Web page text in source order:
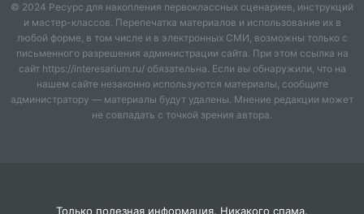
периодическая таблица Д. И. Менделеева, таблица
растворимости веществ, ряд активности металлов.
Тип урока:комбинированный.
Методы и приемы обучения:технологии
критического мышления, нформационно–
© 2024 Ресурс для накопления первоклассных сценариев, инструкций
и мастер-классов. Перепечатка материалов и использование их в
любой форме, в том числе и в электронных СМИ, возможны только с
письменного разрешения администрации сайта. При этом ссылка на
сайт https://interesarium.ru/ обязательна. Если вы обнаружили, что на
нашем сайте незаконно используются материалы, сообщите
администратору — материалы будут удалены. Мнение редакции может
не совпадать с точкой зрения автора.
Только полезная информация. Никакого спама.